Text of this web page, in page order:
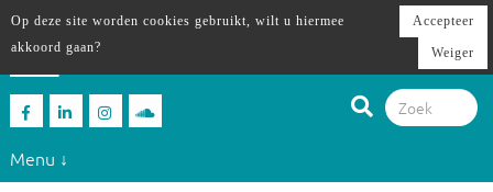
Menu ↓
Op deze site worden cookies gebruikt, wilt u hiermee
akkoord gaan?
Accepteer
Weiger